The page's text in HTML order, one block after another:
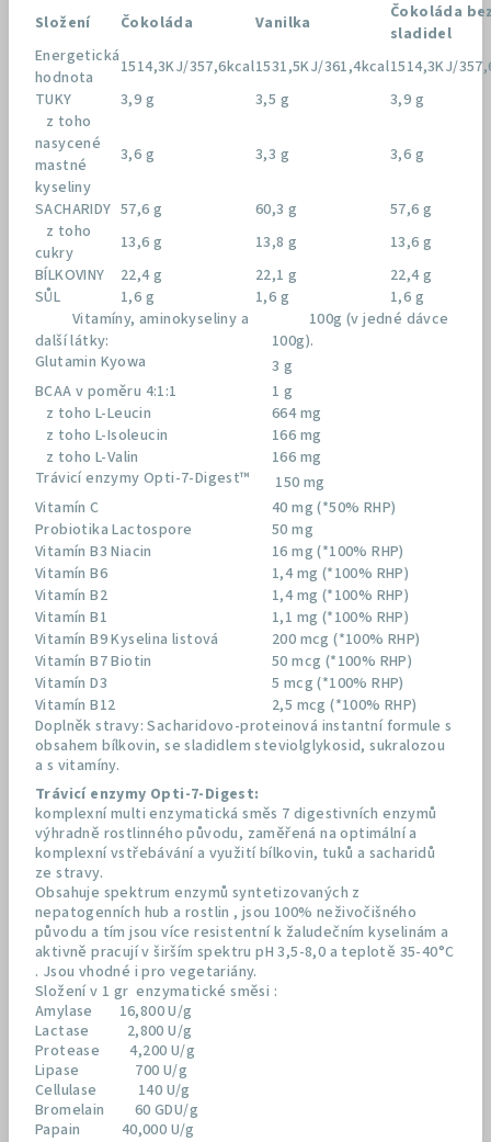
Složení
Čokoláda Vanilka
Čokoláda
sladidel
Energetická
hodnota
1514,3KJ/357,6kcal1531,5KJ/361,4kcal1514,3KJ/
TUKY
3,9 g 3,5 g
3,9 g
z toho
nasycené
mastné
kyseliny
3,6 g 3,3 g 3,6 g
SACHARIDY 57,6 g 60,3 g
57,6 g
z toho
cukry
13,6 g 13,8 g
13,6 g
BÍLKOVINY
22,4 g 22,1 g
22,4 g
SŮL
1,6 g 1,6 g
1,6 g
Vitamíny, aminokyseliny a
další látky:
100g (v jedné dávce
100g).
Glutamin Kyowa
3 g
BCAA v poměru 4:1:1
1 g
z toho L-Leucin
664 mg
z toho L-Isoleucin
166 mg
z toho L-Valin
166 mg
Trávicí enzymy Opti-7-Digest™
150 mg
Vitamín C
40 mg (*50% RHP)
Probiotika Lactospore
50 mg
Vitamín B3 Niacin
16 mg (*100% RHP)
Vitamín B6
1,4 mg (*100% RHP)
Vitamín B2
1,4 mg (*100% RHP)
Vitamín B1
1,1 mg (*100% RHP)
Vitamín B9 Kyselina listová
200 mcg (*100% RHP)
Vitamín B7 Biotin
50 mcg (*100% RHP)
Vitamín D3
5 mcg (*100% RHP)
Vitamín B12
2,5 mcg (*100% RHP)
Doplněk stravy: Sacharidovo-proteinová instantní formule s
obsahem bílkovin, se sladidlem steviolglykosid, sukralozou
a s vitamíny.
Trávicí enzymy Opti-7-Digest:
komplexní multi enzymatická směs 7 digestivních enzymů
výhradně rostlinného původu, zaměřená na optimální a
komplexní vstřebávání a využití bílkovin, tuků a sacharidů
ze stravy.
Obsahuje spektrum enzymů syntetizovaných z
nepatogenních hub a rostlin , jsou 100% neživočišného
původu a tím jsou více resistentní k žaludečním kyselinám a
aktivně pracují v širším spektru pH 3,5-8,0 a teplotě 35-40°C
. Jsou vhodné i pro vegetariány.
Složení v 1 gr enzymatické směsi :
Amylase 16,800 U/g
Lactase 2,800 U/g
Protease 4,200 U/g
Lipase 700 U/g
Cellulase 140 U/g
Bromelain 60 GDU/g
Papain 40,000 U/g